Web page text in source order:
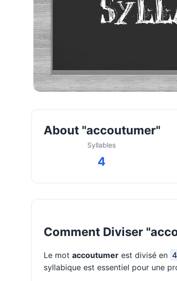
About "accoutumer"
Syllables
4
Comment Diviser
Le mot accoutumer est divisé en
syllabique est essentiel pour une